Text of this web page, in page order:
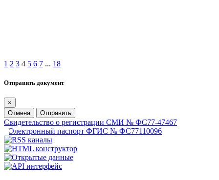
1 2 3 4 5 6 7 ... 18
Отправить документ
×
Отмена
Отправить
Свидетельство о регистрации СМИ № ФС77-47467
Электронный паспорт ФГИС № ФС77110096